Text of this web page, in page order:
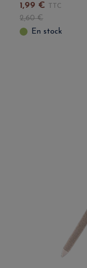
1,99 € TTC
2,60€
En stock